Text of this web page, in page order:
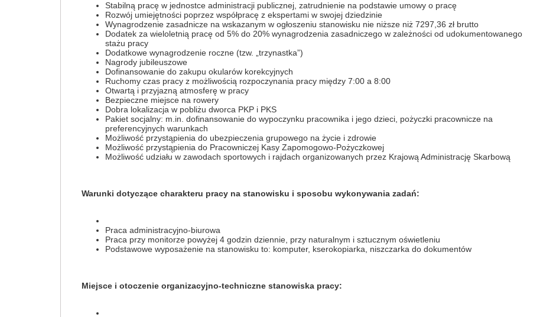
Stabilną pracę w jednostce administracji publicznej, zatrudnienie na podstawie umowy o pracę
Rozwój umiejętności poprzez współpracę z ekspertami w swojej dziedzinie
Wynagrodzenie zasadnicze na wskazanym w ogłoszeniu stanowisku nie niższe niż 7297,36 zł brutto
Dodatek za wieloletnią pracę od 5% do 20% wynagrodzenia zasadniczego w zależności od udokumentowanego
stażu pracy
Dodatkowe wynagrodzenie roczne (tzw. „trzynastka”)
Nagrody jubileuszowe
Dofinansowanie do zakupu okularów korekcyjnych
Ruchomy czas pracy z możliwością rozpoczynania pracy między 7:00 a 8:00
Otwartą i przyjazną atmosferę w pracy
Bezpieczne miejsce na rowery
Dobra lokalizacja w pobliżu dworca PKP i PKS
Pakiet socjalny: m.in. dofinansowanie do wypoczynku pracownika i jego dzieci, pożyczki pracownicze na
preferencyjnych warunkach
Możliwość przystąpienia do ubezpieczenia grupowego na życie i zdrowie
Możliwość przystąpienia do Pracowniczej Kasy Zapomogowo-Pożyczkowej
Możliwość udziału w zawodach sportowych i rajdach organizowanych przez Krajową Administrację Skarbową
Warunki dotyczące charakteru pracy na stanowisku i sposobu wykonywania zadań:
Praca administracyjno-biurowa
Praca przy monitorze powyżej 4 godzin dziennie, przy naturalnym i sztucznym oświetleniu
Podstawowe wyposażenie na stanowisku to: komputer, kserokopiarka, niszczarka do dokumentów
Miejsce i otoczenie organizacyjno-techniczne stanowiska pracy: